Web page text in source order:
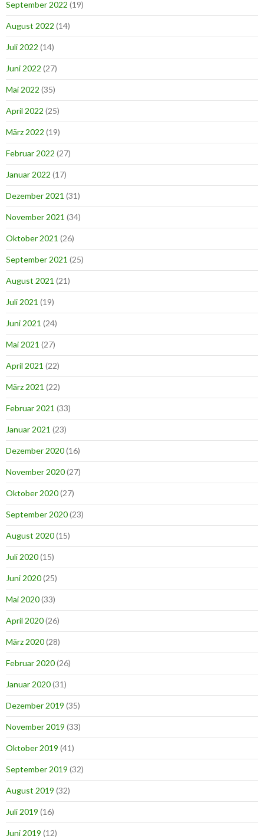
September 2022 (19)
August 2022 (14)
Juli 2022 (14)
Juni 2022 (27)
Mai 2022 (35)
April 2022 (25)
März 2022 (19)
Februar 2022 (27)
Januar 2022 (17)
Dezember 2021 (31)
November 2021 (34)
Oktober 2021 (26)
September 2021 (25)
August 2021 (21)
Juli 2021 (19)
Juni 2021 (24)
Mai 2021 (27)
April 2021 (22)
März 2021 (22)
Februar 2021 (33)
Januar 2021 (23)
Dezember 2020(16)
November 2020(27)
Oktober 2020(27)
September 2020(23)
August 2020(15)
Juli 2020(15)
Juni 2020(25)
Mai 2020(33)
April 2020(26)
März 2020(28)
Februar 2020(26)
Januar 2020(31)
Dezember 2019 (35)
November 2019 (33)
Oktober 2019 (41)
September 2019 (32)
August 2019 (32)
Juli 2019 (16)
Juni 2019 (12)